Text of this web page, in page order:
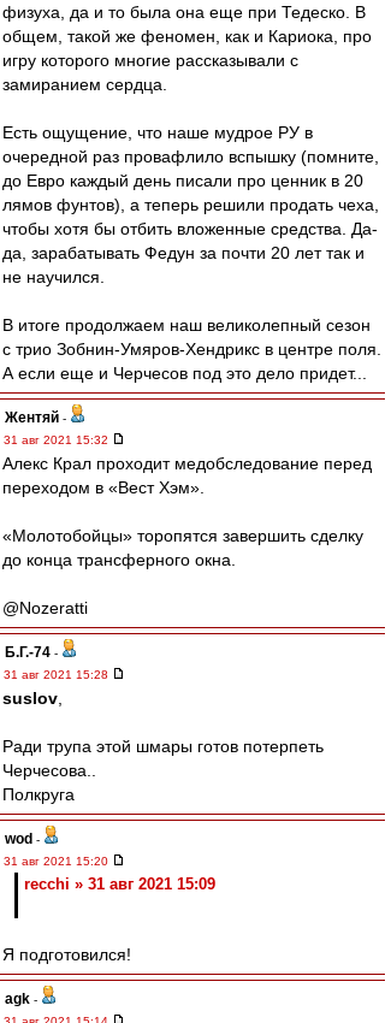
физуха, да и то была она еще при Тедеско. В
общем, такой же феномен, как и Кариока, про
игру которого многие рассказывали с
замиранием сердца.
Есть ощущение, что наше мудрое РУ в
очередной раз провафлило вспышку (помните,
до Евро каждый день писали про ценник в 20
лямов фунтов), а теперь решили продать чеха,
чтобы хотя бы отбить вложенные средства. Да-
да, зарабатывать Федун за почти 20 лет так и
не научился.
В итоге продолжаем наш великолепный сезон
с трио Зобнин-Умяров-Хендрикс в центре поля.
А если еще и Черчесов под это дело придет...
Жентяй -
31 авг 2021 15:32
Алекс Крал проходит медобследование перед
переходом в «Вест Хэм».
«Молотобойцы» торопятся завершить сделку
до конца трансферного окна.
@Nozeratti
Б.Г.-74 -
31 авг 2021 15:28
suslov
Ради трупа этой шмары готов потерпеть
Черчесова..
Полкруга
wod -
31 авг 2021 15:20
recchi » 31 авг 2021 15:09
Я подготовился!
agk -